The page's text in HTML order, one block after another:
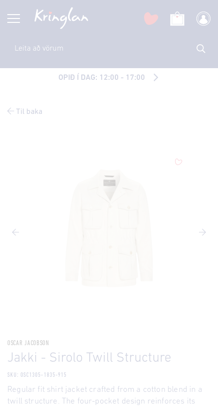
OPIÐ Í DAG: 12:00 - 17:00
Til baka
OSCAR JACOBSON
Jakki - Sirolo Twill Structure
SKU: OSC1305-1835-915
Regular fit shirt jacket crafted from a cotton blend in a
twill structure. The four-pocket design reinforces its